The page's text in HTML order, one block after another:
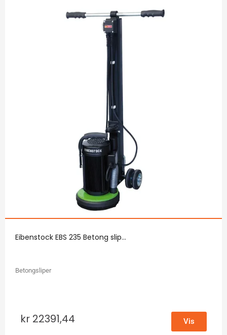
Eibenstock EBS 235 Betong slip...
Betongsliper
kr 22391,44 Vis